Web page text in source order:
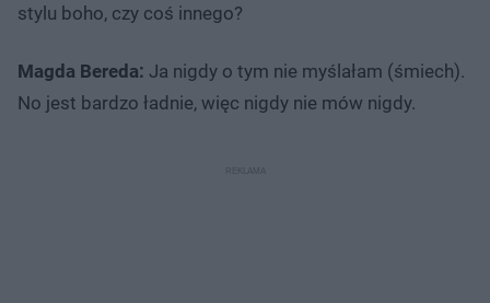
stylu boho, czy coś innego?
Magda Bereda: Ja nigdy o tym nie myślałam (śmiech).
No jest bardzo ładnie, więc nigdy nie mów nigdy.